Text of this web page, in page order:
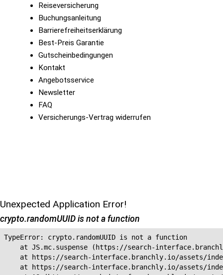
Reiseversicherung
Buchungsanleitung
Barrierefreiheitserklärung
Best-Preis Garantie
Gutscheinbedingungen
Kontakt
Angebotsservice
Newsletter
FAQ
Versicherungs-Vertrag widerrufen
Unexpected Application Error!
crypto.randomUUID is not a function
TypeError: crypto.randomUUID is not a function
at JS.mc.suspense (https://search-
at https://search-interface.branchly.io/assets/
at https://search-interface.branchly.io/assets/